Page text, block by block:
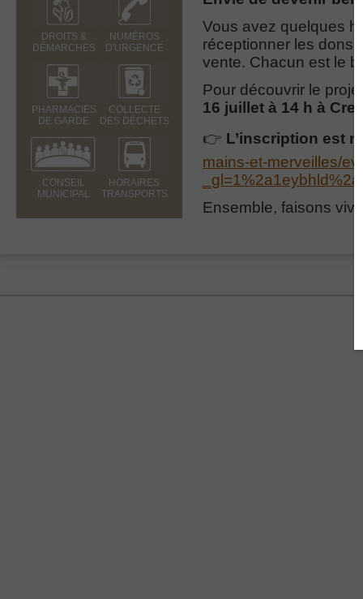
DROITS &
DÉMARCHES
NUMÉROS
D'URGENCE
PHARMACIES
DE GARDE
COLLECTE
DES DÉCHETS
CONSEIL
MUNICIPAL
HORAIRES
TRANSPORTS
Vous avez quelques
réceptionner les dons,
vente. Chacun est le
Pour découvrir le
16 juillet à 14 h à
👉 L’inscription est
mains-et-merveilles/
Ensemble, faisons